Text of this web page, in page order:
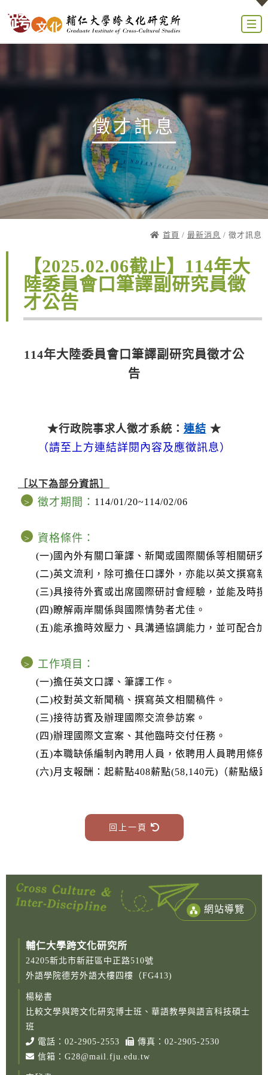
徵才訊息
首頁 / 最新消息 / 徵才訊息
【2025.02.06截止】114年大
陸委員會口筆譯副研究員徵
才公告
114年大陸委員會口筆譯副研究員徵才公
告
★行政院事求人徵才系統： 連結 ★
（請至上方連結詳閱內容及應徵訊息）
［以下為部分資訊］
>
徵才期間： 114/01/20~114/02/06
> 資格條件：
(一)國內外有關口筆譯、新聞或國際關係等相關研
(二)英文流利，除可擔任口譯外，亦能以英文撰寫
(三)具接待外賓或出席國際研討會經驗，並能及時
(四)瞭解兩岸關係與國際情勢者尤佳。
(五)能承擔時效壓力、具溝通協調能力，並可配合
> 工作項目：
(一)擔任英文口譯、筆譯工作。
(二)校對英文新聞稿、撰寫英文相關稿件。
(三)接待訪賓及辦理國際交流參訪案。
(四)辦理國際文宣案、其他臨時交付任務。
(五)本職缺係編制內聘用人員，依聘用人員聘用條
(六)月支報酬：起薪點408薪點(58,140元)（薪點級
回上一頁
網站導覽
輔仁大學跨文化研究所
24205新北市新莊區中正路510號
外語學院德芳外語大樓四樓（FG413)
楊秘書
比較文學與跨文化研究博士班、華語教學與語言科技碩士
班
電話： 02-2905-2553
傳真：02-2905-2530
信箱： G28@mail.fju.edu.tw